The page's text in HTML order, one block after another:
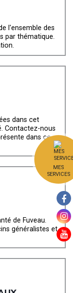
MES
SERVICES
l'ensemble des
par thématique.
dans cet
Contactez-nous
dans ce
de Fuveau.
généralistes et